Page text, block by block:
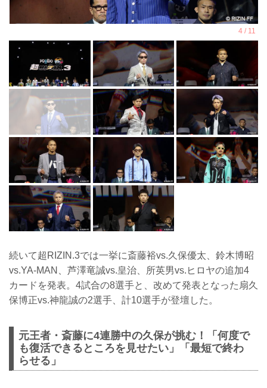
続いて超RIZIN.3では一挙に斎藤裕vs.久保優太、鈴木博昭
vs.YA-MAN、芦澤竜誠vs.皇治、所英男vs.ヒロヤの追加4
カードを発表。4試合の8選手と、改めて発表となった扇久
保博正vs.神龍誠の2選手、計10選手が登壇した。
元王者・斎藤に4連勝中の久保が挑む！「何度で
も復活できるところを見せたい」「最短で終わ
らせる」